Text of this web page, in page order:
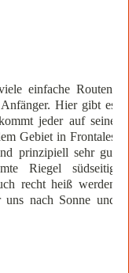
einfache Routen,
Hier gibt es
jeder auf seine
Gebiet in Frontales
prinzipiell sehr gut
Riegel südseitig
recht heiß werden
nach Sonne und